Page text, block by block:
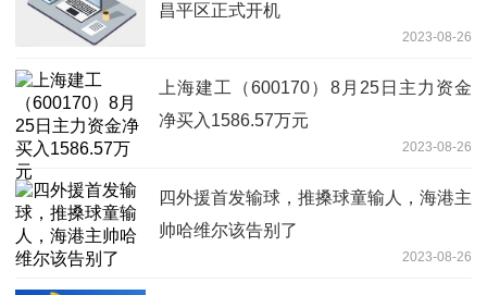
昌平区正式开机
2023-08-26
上海建工（600170）8月25日主力资金
净买入1586.57万元
2023-08-26
四外援首发输球，推搡球童输人，海港主
帅哈维尔该告别了
2023-08-26